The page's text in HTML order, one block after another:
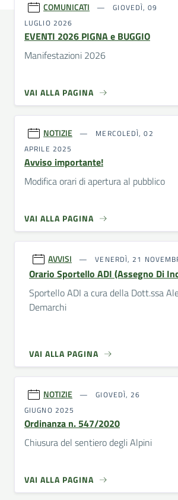
COMUNICATI
GIOVEDÌ, 09
LUGLIO 2026
EVENTI 2026 PIGNA e BUGGIO
Manifestazioni 2026
VAI ALLA PAGINA
NOTIZIE
MERCOLEDÌ, 02
APRILE 2025
Avviso importante!
Modifica orari di apertura al pubblico
VAI ALLA PAGINA
AVVISI VENERDÌ, 21
Orario Sportello ADI (Assegno Di
Sportello ADI a cura della Dott.ssa
Demarchi
VAI ALLA PAGINA
NOTIZIE
GIOVEDÌ, 26
GIUGNO 2025
Ordinanza n. 547/2020
Chiusura del sentiero degli Alpini
VAI ALLA PAGINA